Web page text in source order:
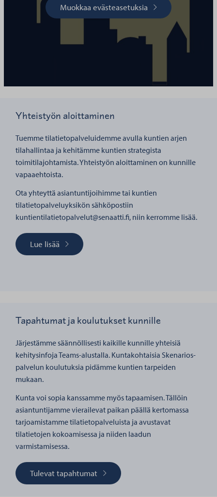
Muokkaa evästeasetuksia
Yhteistyön aloittaminen
Tuemme tilatietopalveluidemme avulla kuntien arjen
tilahallintaa ja kehitämme kuntien strategista
toimitilajohtamista. Yhteistyön aloittaminen on kunnille
vapaaehtoista.
Ota yhteyttä asiantuntijoihimme tai kuntien
tilatietopalveluyksikön sähköpostiin
kuntientilatietopalvelut@senaatti.fi, niin kerromme lisää.
Lue lisää
Tapahtumat ja koulutukset kunnille
Järjestämme säännöllisesti kaikille kunnille yhteisiä
kehitysinfoja Teams-alustalla. Kuntakohtaisia Skenarios-
palvelun koulutuksia pidämme kuntien tarpeiden
mukaan.
Kunta voi sopia kanssamme myös tapaamisen. Tällöin
asiantuntijamme vierailevat paikan päällä kertomassa
tarjoamistamme tilatietopalveluista ja avustavat
tilatietojen kokoamisessa ja niiden laadun
varmistamisessa.
Tulevat tapahtumat